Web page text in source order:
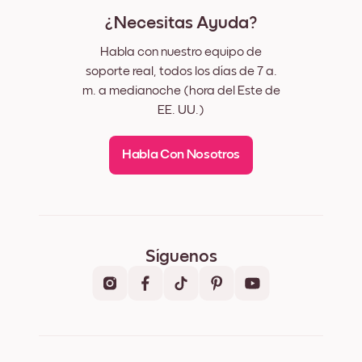
¿Necesitas Ayuda?
Habla con nuestro equipo de
soporte real, todos los días de 7 a.
m. a medianoche (hora del Este de
EE. UU.)
Habla Con Nosotros
Síguenos